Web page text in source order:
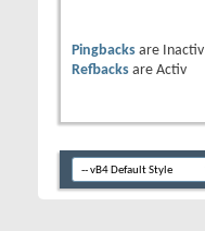
Pingbacks are
Inactiv
Refbacks are Activ